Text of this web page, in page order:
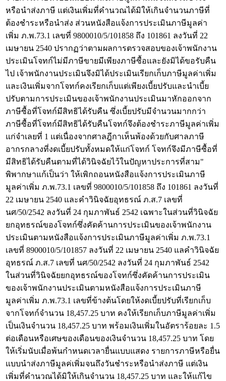
หรือนำส่งภาษี แต่เงินเพิ่มที่คำนวณได้มิให้เกินจำนวนภาษีที่
ต้องชำระหรือนำส่ง ส่วนหนังสือแจ้งการประเมินภาษีมูลค่า
เพิ่ม ภ.พ.73.1 เลขที่ 9800010/5/101858 ถึง 101861 ลงวันที่ 22
เมษายน 2540 ปรากฏว่าตามผลการตรวจสอบของเจ้าพนักงาน
ประเมินโจทก์ไม่มีภาษีขายมีเพียงภาษีซื้อและยังมิได้ขอรับคืน
ไป เจ้าพนักงานประเมินจึงมิได้ประเมินเรียกเก็บภาษีมูลค่าเพิ่ม
และเงินเพิ่มจากโจทก์คงเรียกเก็บแต่เพียงเบี้ยปรับและนำเบี้ย
ปรับตามการประเมินของเจ้าพนักงานประเมินมาหักออกจาก
ภาษีซื้อที่โจทก์มีสิทธิได้รับคืน ซึ่งเบี้ยปรับมีจำนวนมากกว่า
ภาษีซื้อที่โจทก์มีสิทธิได้รับคืนโจทก์จึงต้องชำระภาษีมูลค่าเพิ่ม
แก่จำเลยที่ 1 แต่เนื่องจากศาลฎีกาเห็นพ้องด้วยกับศาลภาษี
อากรกลางที่งดเบี้ยปรับทั้งหมดให้แก่โจทก์ โจทก์จึงมีภาษีซื้อที่
มีสิทธิได้รับคืนตามที่ได้วินิจฉัยไว้ในปัญหาประการที่สาม"
พิพากษาแก้เป็นว่า ให้เพิกถอนหนังสือแจ้งการประเมินภาษี
มูลค่าเพิ่ม ภ.พ.73.1 เลขที่ 9800010/5/101858 ถึง 101861 ลงวันที่
22 เมษายน 2540 และคำวินิจฉัยอุทธรณ์ ภ.ส.7 เลขที่
นศ/50/2542 ลงวันที่ 24 กุมภาพันธ์ 2542 เฉพาะในส่วนที่วินิจฉัย
ยกอุทธรณ์ของโจทก์ซึ่งคัดค้านการประเมินของเจ้าพนักงาน
ประเมินตามหนังสือแจ้งการประเมินภาษีมูลค่าเพิ่ม ภ.พ.73.1
เลขที่ 8900010/5/101857 ลงวันที่ 22 เมษายน 2540 แลคำวินิจฉัย
อุทธรณ์ ภ.ส.7 เลขที่ นศ/50/2542 ลงวันที่ 24 กุมภาพันธ์ 2542
ในส่วนที่วินิจฉัยยกอุทธรณ์ของโจทก์ซึ่งคัดค้านการประเมิน
ของเจ้าพนักงานประเมินตามหนังสือแจ้งการประเมินภาษี
มูลค่าเพิ่ม ภ.พ.73.1 เลขที่ข้างต้นโดยให้งดเบี้ยปรับที่เรียกเก็บ
จากโจทก์จำนวน 18,457.25 บาท คงให้เรียกเก็บภาษีมูลค่าเพิ่ม
เป็นเงินจำนวน 18,457.25 บาท พร้อมเงินเพิ่มในอัตราร้อยละ 1.5
ต่อเดือนหรือเศษของเดือนของเงินจำนวน 18,457.25 บาท โดย
ให้เริ่มนับเมื่อพ้นกำหนดเวลายื่นแบบแสดง รายการภาษีหรือยื่น
แบบนำส่งภาษีมูลค่เพิ่มจนถึงวันชำระหรือนำส่งภาษี แต่เงิน
เพิ่มที่คำนวณได้มิให้เกินจำนวน 18,457.25 บาท และให้แก้ไข